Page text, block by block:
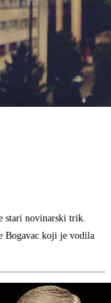
stari novinarski trik.
Bogavac koji je vodila